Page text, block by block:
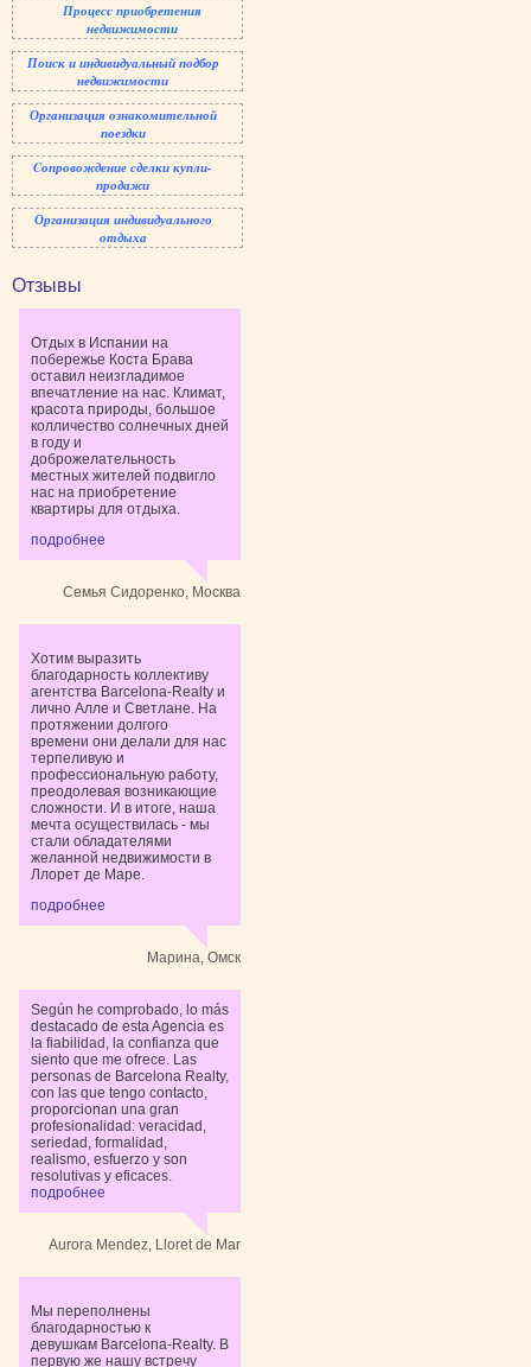
Процесс приобретения
недвижимости
Поиск и индивидуальный подбор
недвижимости
Организация ознакомительной
поездки
Cопровождение сделки купли-
продажи
Организация индивидуального
отдыха
Отзывы
Отдых в Испании на
побережье Коста Брава
оставил неизгладимое
впечатление на нас. Климат,
красота природы, большое
колличество солнечных дней
в году и
доброжелательность
местных жителей подвигло
нас на приобретение
квартиры для отдыха.
подробнее
Семья Сидоренко, Москва
Хотим выразить
благодарность коллективу
агентства Barcelona-Realty и
лично Алле и Светлане. На
протяжении долгого
времени они делали для нас
терпеливую и
профессиональную работу,
преодолевая возникающие
сложности. И в итоге, наша
мечта осуществилась - мы
стали обладателями
желанной недвижимости в
Ллорет де Маре.
подробнее
Марина, Омск
Según he comprobado, lo más
destacado de esta Agencia es
la fiabilidad, la confianza que
siento que me ofrece. Las
personas de Barcelona Realty,
con las que tengo contacto,
proporcionan una gran
profesionalidad: veracidad,
seriedad, formalidad,
realismo, esfuerzo y son
resolutivas y eficaces.
подробнее
Aurora Mendez, Lloret de Mar
Мы переполнены
благодарностью к
девушкам Barcelona-Realty. В
первую же нашу встречу